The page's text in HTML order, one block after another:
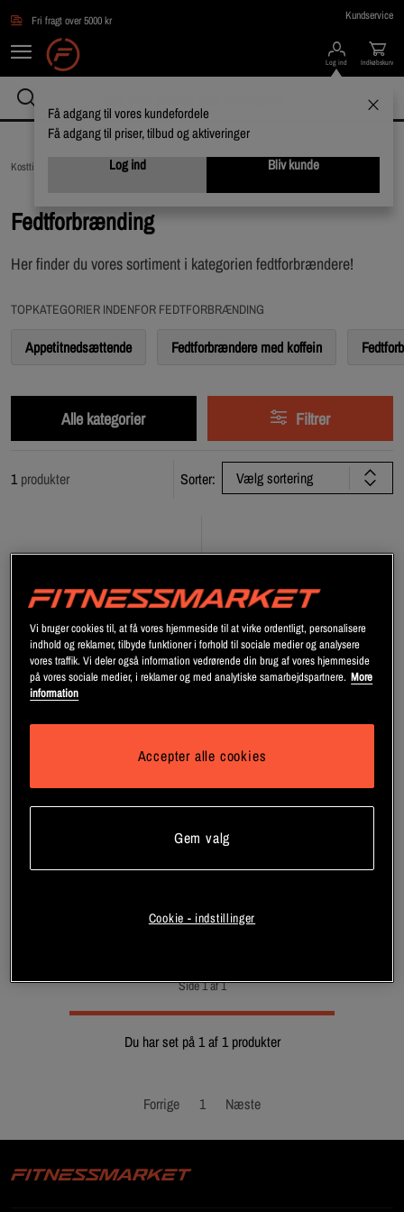
Fri fragt over 5000 kr Kundservice
Log ind
Få adgang til vores kundefordele
Få adgang til priser, tilbud og aktiveringer
Log ind
Bliv kunde
Indkøbskurv
Kosttilskud / Fedtforbrænding
Fedtforbrænding
Her finder du vores sortiment i kategorien fedtforbrændere!
TOPKATEGORIER INDENFOR FEDTFORBRÆNDING
Appetitnedsættende Fedtforbrændere med koffein
Alle kategorier Filtrer
1 produkter Sorter: Vælg sortering
Synephrine Hardcore
Side 1 af 1
Du har set på 1 af 1 produkter
Forrige 1 Næste
Vi bruger cookies til, at få vores hjemmeside til at virke ordentligt, personalisere
indhold og reklamer, tilbyde funktioner i forhold til sociale medier og analysere
vores traffik. Vi deler også information vedrørende din brug af vores hjemmeside
på vores sociale medier, i reklamer og med analytiske samarbejdspartnere. More
information
Accepter alle cookies
Gem valg
Cookie - indstillinger